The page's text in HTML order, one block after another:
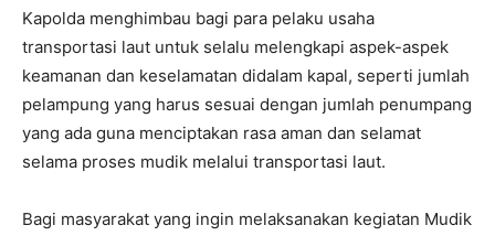
Kapolda menghimbau bagi para pelaku usaha
transportasi laut untuk selalu melengkapi aspek-aspek
keamanan dan keselamatan didalam kapal, seperti jumlah
pelampung yang harus sesuai dengan jumlah penumpang
yang ada guna menciptakan rasa aman dan selamat
selama proses mudik melalui transportasi laut.
Bagi masyarakat yang ingin melaksanakan kegiatan Mudik